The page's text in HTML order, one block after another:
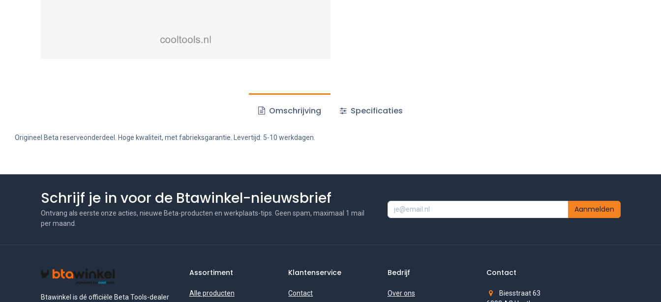
Omschrijving Specificaties
Origineel Beta reserveonderdeel. Hoge kwaliteit, met fabrieksgarantie. Levertijd: 5-10 werkdagen.
Schrijf je in voor de Btawinkel-nieuwsbrief
Ontvang als eerste onze acties, nieuwe Beta-producten en werkplaats-tips. Geen spam, maximaal 1 mail
per maand.
Aanmelden
Btawinkel is dé officiële Beta Tools-dealer
Assortiment
Alle producten
Klantenservice
Contact
Bedrijf
Over ons
Contact
Biesstraat 63